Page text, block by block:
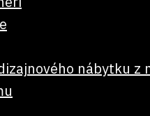
nábytku z